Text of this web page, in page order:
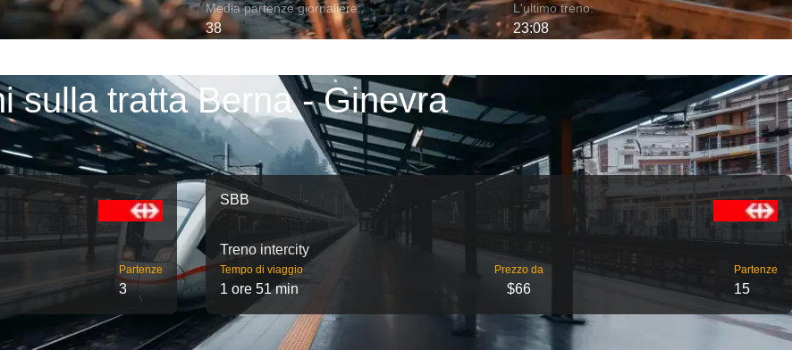
Media partenze giornaliere:
38
L'ultimo treno:
23:08
sulla tratta Berna - Ginevra
Partenze
3
SBB
Treno intercity
Tempo di viaggio
1 ore 51 min
Prezzo da
$66
Partenze
15